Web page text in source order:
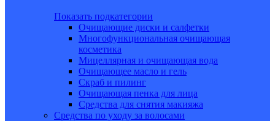
Показать подкатегории
Очищающие диски и салфетки
Многофункциональная очищающая
косметика
Мицеллярная и очищающая вода
Очищающее масло и гель
Скраб и пилинг
Очищающая пенка для лица
Средства для снятия макияжа
Средства по уходу за волосами